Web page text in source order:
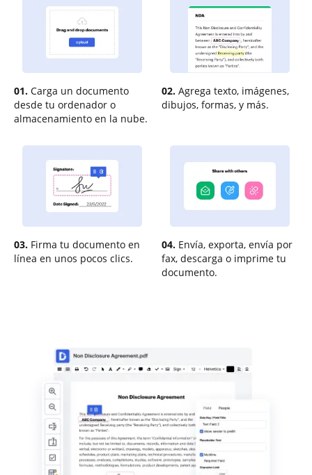
01. Carga un documento
desde tu ordenador o
almacenamiento en la nube.
02. Agrega texto, imágenes,
dibujos, formas, y más.
03. Firma tu documento en
línea en unos pocos clics.
04. Envía, exporta, envía por
fax, descarga o imprime tu
documento.